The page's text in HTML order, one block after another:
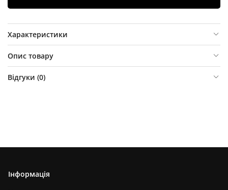
Характеристики
Опис товару
Відгуки (0)
Інформація